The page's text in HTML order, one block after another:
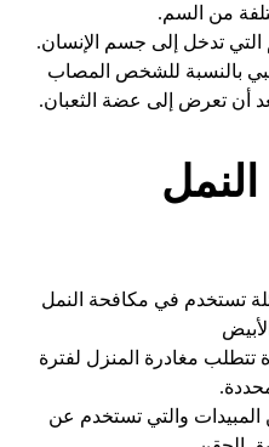
من السم.
التي تدخل إلى جسم الإنسان.
بالنسبة للشخص المصاب
أن تعرض إلى عضة الثعبان.
تستخدم في مكافحة النمل
الأبيض
تتطلب مغادرة المنزل لفترة
والتي تستخدم عن